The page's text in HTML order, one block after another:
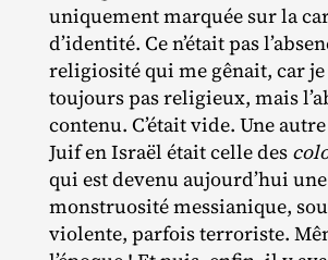
uniquement marquée sur la
d’identité. Ce n’était pas
religiosité qui me gênait, car je
toujours pas religieux, mais
contenu. C’était vide. Une
Juif en Israël était celle des
qui est devenu aujourd’hui une
monstruosité messianique,
violente, parfois terroriste.